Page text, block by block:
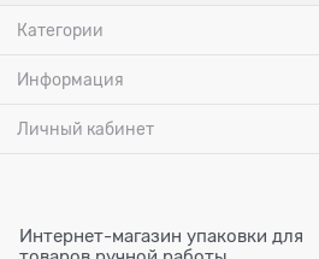
Категории
Информация
Личный кабинет
Интернет-магазин упаковки для